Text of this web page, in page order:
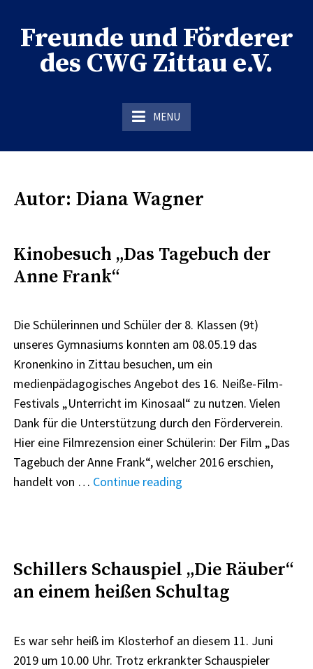
contentFreunde und Förderer
des CWG Zittau e.V.
MENU
Autor: Diana Wagner
Kinobesuch „Das Tagebuch der
Anne Frank“
Die Schülerinnen und Schüler der 8. Klassen (9t)
unseres Gymnasiums konnten am 08.05.19 das
Kronenkino in Zittau besuchen, um ein
medienpädagogisches Angebot des 16. Neiße-Film-
Festivals „Unterricht im Kinosaal“ zu nutzen. Vielen
Dank für die Unterstützung durch den Förderverein.
Hier eine Filmrezension einer Schülerin: Der Film „Das
Tagebuch der Anne Frank“, welcher 2016 erschien,
handelt von … Continue reading
Anne
Frank“"
Schillers Schauspiel „Die Räuber“
an einem heißen Schultag
Es war sehr heiß im Klosterhof an diesem 11. Juni
2019 um 10.00 Uhr. Trotz erkrankter Schauspieler